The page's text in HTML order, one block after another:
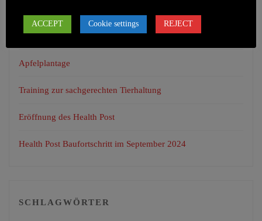
Health Camp in Chepel und umliegenden Dörfern
Apfelplantage
Training zur sachgerechten Tierhaltung
Eröffnung des Health Post
Health Post Baufortschritt im September 2024
SCHLAGWÖRTER
ACCEPT Cookie settings REJECT